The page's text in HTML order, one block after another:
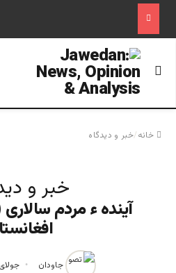
جستجو برای
خانه/خبر و دیدگاه
خبر و
آینده ء مردم
جاودان جولای 5, 2009